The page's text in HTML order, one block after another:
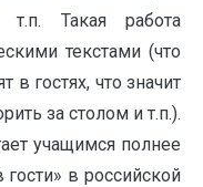
Такая работа
текстами (что
в гостях, что значит
за столом и т.п.).
учащимся полнее
в российской